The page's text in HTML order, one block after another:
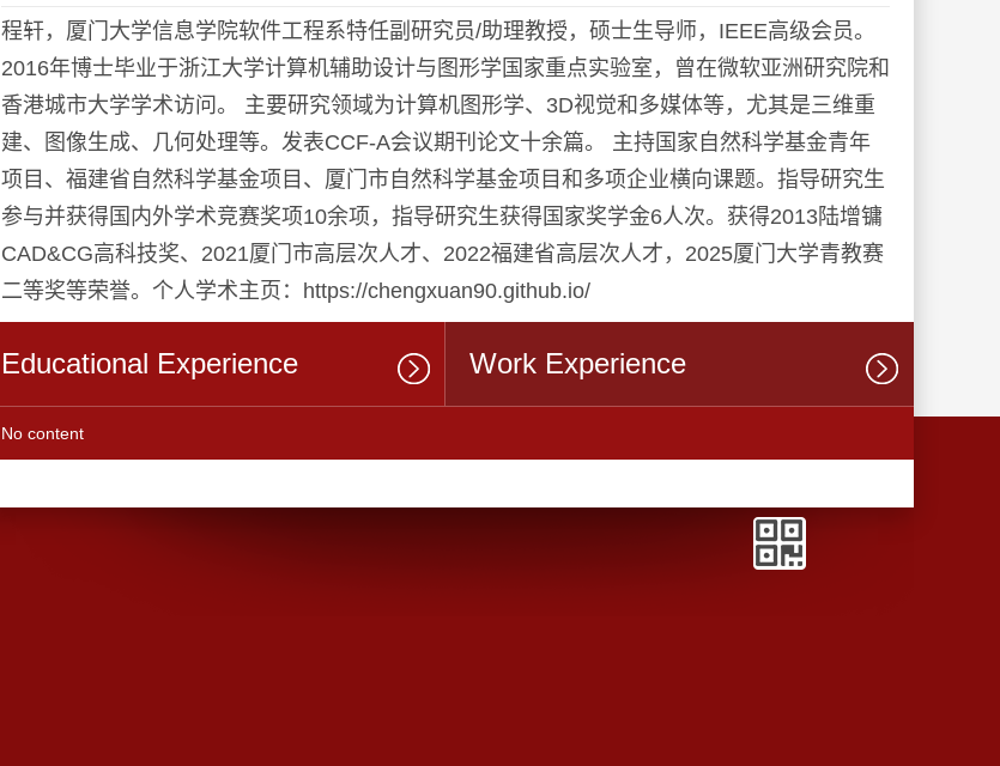
程轩，厦门大学信息学院软件工程系特任副研究员/助理教授，硕士生导师，IEEE高级会员。
2016年博士毕业于浙江大学计算机辅助设计与图形学国家重点实验室，曾在微软亚洲研究院和
香港城市大学学术访问。 主要研究领域为计算机图形学、3D视觉和多媒体等，尤其是三维重
建、图像生成、几何处理等。发表CCF-A会议期刊论文十余篇。 主持国家自然科学基金青年
项目、福建省自然科学基金项目、厦门市自然科学基金项目和多项企业横向课题。指导研究生
参与并获得国内外学术竞赛奖项10余项，指导研究生获得国家奖学金6人次。获得2013陆增镛
CAD&CG高科技奖、2021厦门市高层次人才、2022福建省高层次人才，2025厦门大学青教赛
二等奖等荣誉。个人学术主页：https://chengxuan90.github.io/
Educational Experience Work Experience
No content